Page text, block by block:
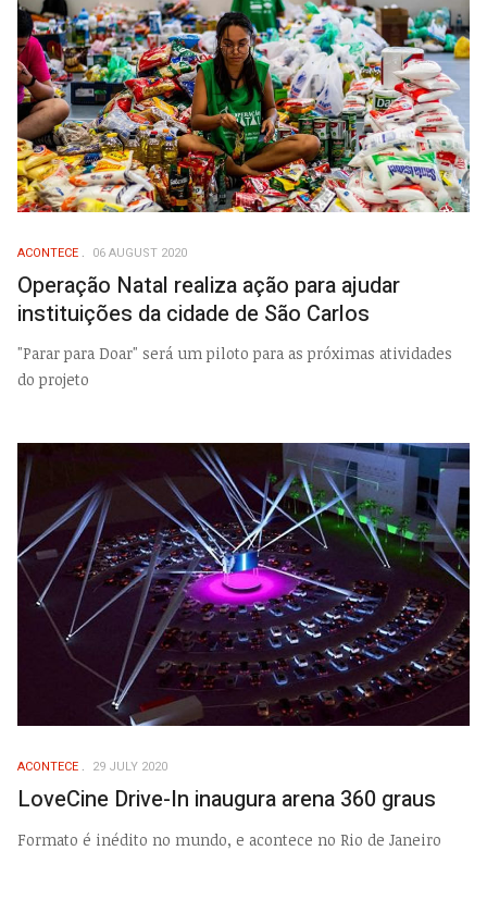
ACONTECE 06 AUGUST 2020
Operação Natal realiza ação para ajudar
instituições da cidade de São Carlos
"Parar para Doar" será um piloto para as próximas atividades
do projeto
ACONTECE 29 JULY 2020
LoveCine Drive-In inaugura arena 360 graus
Formato é inédito no mundo, e acontece no Rio de Janeiro